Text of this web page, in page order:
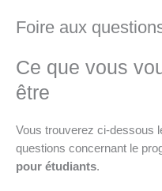
Foire aux
Ce que vous
être
Vous trouverez ci-dessous
questions concernant le
pour étudiants.